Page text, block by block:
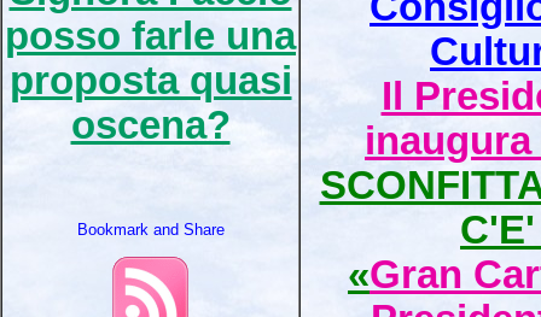
posso farle una
proposta quasi
oscena?
Il
«Gran